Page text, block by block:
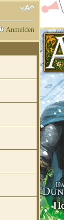
Anmelden